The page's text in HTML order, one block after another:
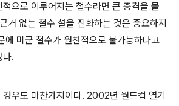
으로 이루어지는 철수라면 큰 충격을 몰
거 없는 철수 설을 진화하는 것은 중요하지
에 미군 철수가 원천적으로 불가능하다고
다.
우도 마찬가지이다. 2002년 월드컵 열기